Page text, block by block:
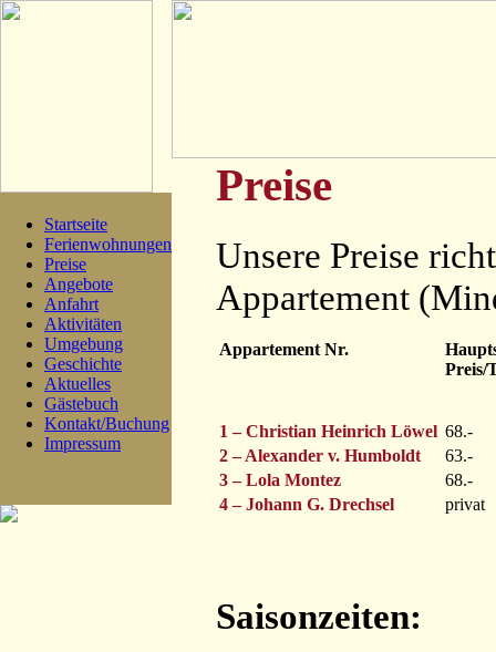
Startseite
Ferienwohnungen
Preise
Angebote
Anfahrt
Aktivitäten
Umgebung
Geschichte
Aktuelles
Gästebuch
Kontakt/Buchung
Impressum
Preise
Unsere Preise
Appartement
Appartement Nr.
Preis/
1 – Christian Heinrich Löwel 68.-
2 – Alexander v. Humboldt
63.-
3 – Lola Montez
68.-
4 – Johann G. Drechsel
privat
Saisonzeiten: